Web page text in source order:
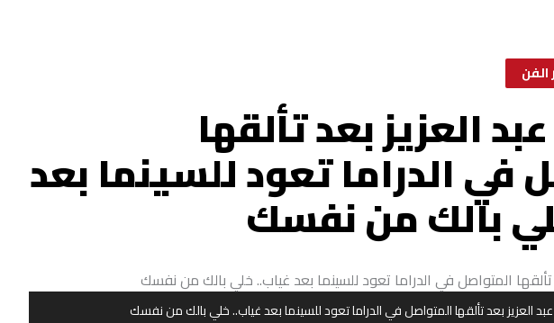
الفن
العزيز بعد تألقها
في الدراما تعود للسينما بعد
بالك من نفسك
العزيز بعد تألقها المتواصل في الدراما تعود للسينما بعد غياب.. خلي بالك من نفسك